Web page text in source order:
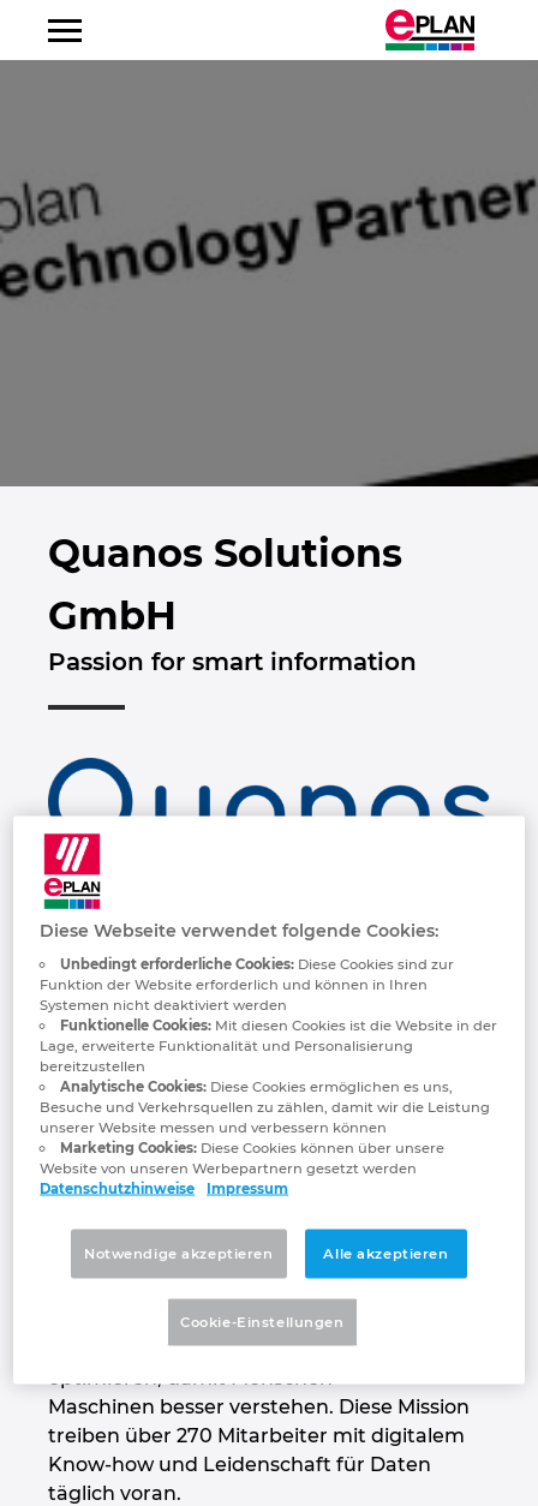
Quanos Solutions
GmbH
Passion for smart information
Quanos ist der Softwarepartner für den
industriellen After-Sales & Service und die
Technische Dokumentation. Die 2020
geformte Unternehmensgruppe ist ein
Zusammenschluss von marktführenden
Digitalexperten, die seit mehr als 25 Jahren
innovative, erfolgreiche und nachhaltige
Technologien für Hersteller und Betreiber
von Maschinen und Anlagen entwickeln.
Getreu dem Leitsatz „Passion for smart
1.200
Unternehmen dabei, intelligente
sowie der Technischen Dokumentation
effizienter zu erstellen, zu nutzen und zu
optimieren, damit Menschen
Maschinen besser verstehen. Diese Mission
treiben über 270 Mitarbeiter mit digitalem
Know-how und Leidenschaft für Daten
täglich voran.
Argentinien
Australien
Brunei
Bulgarien
Chile
China
Dänemark
Deutschland
Finnland
Frankreich
Griechenland
Großbritannien
Indien
Indonesien
Irland
Italien
Japan
Diese Webseite verwendet folgende Cookies:
Unbedingt erforderliche Cookies:Diese Cookies sind zur
Funktion der Website erforderlich und können in Ihren
Systemen nicht deaktiviert werden
Funktionelle Cookies:Mit diesen Cookies ist die Website in der
Lage, erweiterte Funktionalität und Personalisierung
bereitzustellen
Analytische Cookies:Diese Cookies ermöglichen es uns,
Besuche und Verkehrsquellen zu zählen, damit wir die Leistung
unserer Website messen und verbessern können
Marketing Cookies:Diese Cookies können über unsere
Website von unseren Werbepartnern gesetzt werden
Datenschutzhinweise
Impressum
Notwendige akzeptieren Alle akzeptieren
Cookie-Einstellungen